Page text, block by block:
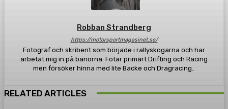
Robban Strandberg
https://motorsportmagasinet.se/
Fotograf och skribent som började i rallyskogarna och har
arbetat mig in på banorna. Fotar primärt Drifting och Racing
men försöker hinna med lite Backe och Dragracing..
RELATED ARTICLES